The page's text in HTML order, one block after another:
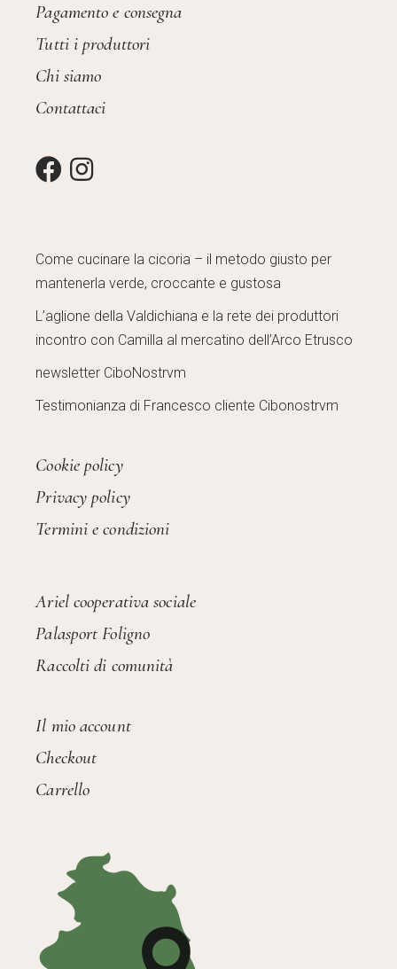
Pagamento e consegna
Tutti i produttori
Chi siamo
Contattaci
Come cucinare la cicoria – il metodo giusto per
mantenerla verde, croccante e gustosa
L’aglione della Valdichiana e la rete dei produttori
incontro con Camilla al mercatino dell’Arco Etrusco
newsletter CiboNostrvm
Testimonianza di Francesco cliente Cibonostrvm
Cookie policy
Privacy policy
Termini e condizioni
Ariel cooperativa sociale
Palasport Foligno
Raccolti di comunità
Il mio account
Checkout
Carrello